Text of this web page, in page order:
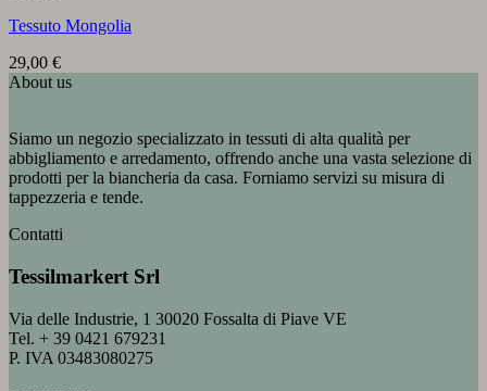
Tessuto Mongolia
29,00 €
About us
Siamo un negozio specializzato in tessuti di alta qualità per
abbigliamento e arredamento, offrendo anche una vasta selezione di
prodotti per la biancheria da casa. Forniamo servizi su misura di
tappezzeria e tende.
Contatti
Tessilmarkert Srl
Via delle Industrie, 1 30020 Fossalta di Piave VE
Tel. + 39 0421 679231
P. IVA 03483080275